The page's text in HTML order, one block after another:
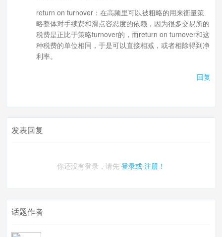
return on turnover：在高频里可以被粗略的用来衡量策
略整体对手续费和滑点容忍度的依赖，因为很多交易所的
税费是正比于策略turnover的，而return on turnover和这
种税费的单位相同，于是可以直接相减，或者相除得到净
利率。
回复
发表回复
你还没有登录，请先 登录或 注册！
话题作者